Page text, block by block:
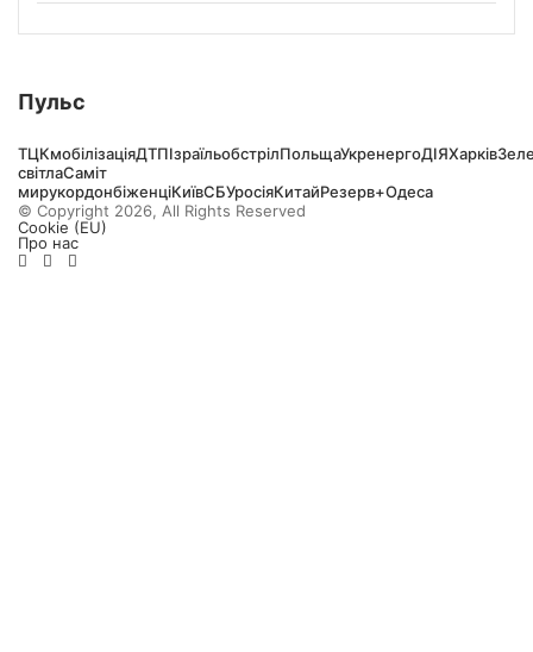
Пульс
ТЦКмобілізаціяДТПІзраїльобстрілПольщаУкренергоДІЯХарків
світлаСаміт
мирукордонбіженціКиївСБУросіяКитайРезерв+Одеса
© Copyright 2026, All Rights Reserved
Cookie (EU)
Про нас